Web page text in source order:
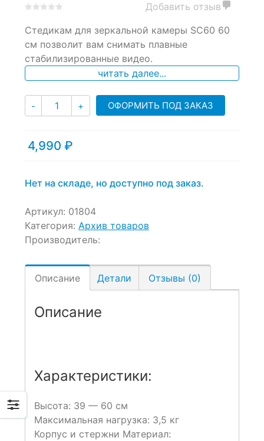
out
on
Добавить отзыв
Стедикам для зеркальной камеры SC60 60
см позволит вам снимать плавные
стабилизированные видео.
читать далее...
- Количество
+ ОФОРМИТЬ ПОД ЗАКАЗ
4,990 ₽
Нет на складе, но доступно под заказ.
Артикул: 01804
Категория: Архив товаров
Производитель:
Описание Детали Отзывы (0)
Описание
Характеристики:
Высота: 39 — 60 см
Максимальная нагрузка: 3,5 кг
Корпус и стержни Материал: